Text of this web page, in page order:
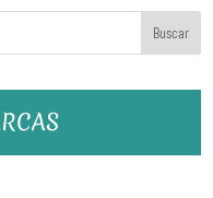
Buscar